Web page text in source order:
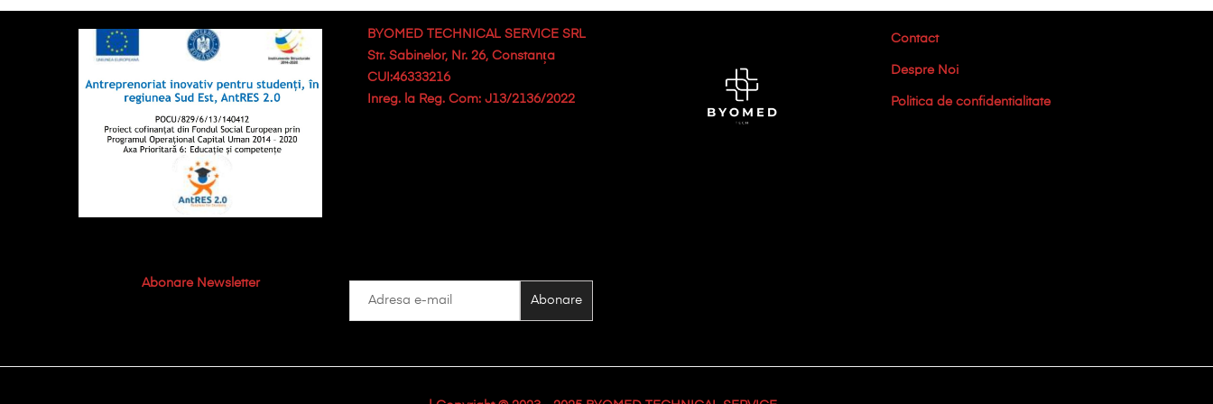
BYOMED TECHNICAL SERVICE SRL
Str. Sabinelor, Nr. 26, Constanța
CUI:46333216
Inreg. la Reg. Com: J13/2136/2022
Contact
Despre Noi
Politica de confidentialitate
Abonare Newsletter